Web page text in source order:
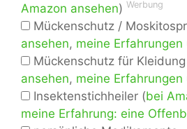
Amazon ansehen) Werbung
Mückenschutz /
ansehen, meine Erfahrungen
Mückenschutz für
ansehen, meine Erfahrungen
Insektenstichheiler (bei
meine Erfahrung: eine